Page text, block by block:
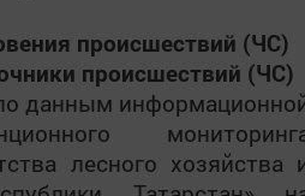
происшествий (ЧС)
происшествий (ЧС)
данным
лесного хозяйства